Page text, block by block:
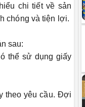
chi tiết về sản
chóng và tiện lợi.
sau:
thể sử dụng giấy
theo yêu cầu. Đợi